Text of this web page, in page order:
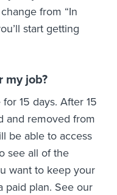
from “In
start getting
my job?
15 days. After 15
and removed from
be able to access
see all of the
want to keep your
paid plan. See our